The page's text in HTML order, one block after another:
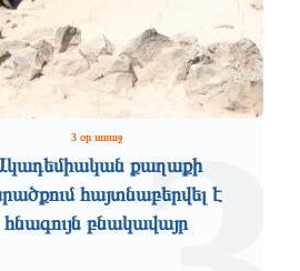
3 օր առաջ
քաղաքի
հայտնաբերվել է
հնագույն բնակավայր